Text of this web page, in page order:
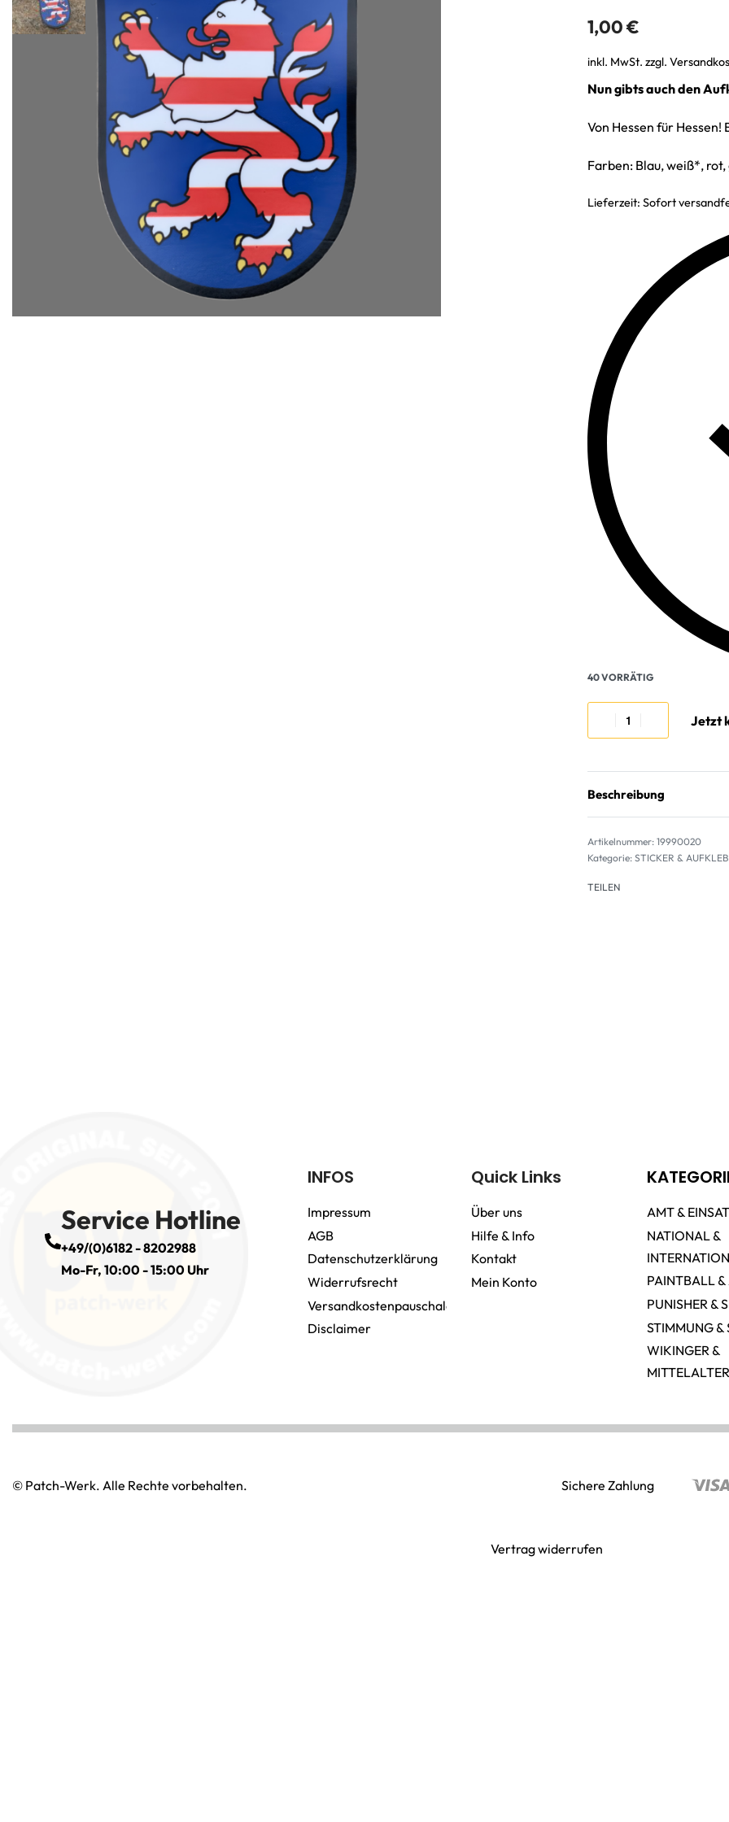
1,00€
inkl. MwSt. zzgl.
Nun gibts auch den
Von Hessen für
Farben: Blau, weiß*,
Lieferzeit: Sofort
40 VORRÄTIG
Jetzt
Beschreibung
19990020
Kategorie: STICKER &
TEILEN
Service Hotline
+49/(0)6182 - 8202988
Mo-Fr, 10:00 - 15:00 Uhr
INFOS
Impressum
AGB
Datenschutzerklärung
Widerrufsrecht
Versandkostenpauschale
Disclaimer
Quick Links
Über uns
Hilfe & Info
Kontakt
Mein Konto
AMT &
NATIONAL &
PAINTBALL &
PUNISHER &
STIMMUNG &
WIKINGER &
© Patch-Werk. Alle Rechte vorbehalten. Sichere Zahlung
Vertrag widerrufen